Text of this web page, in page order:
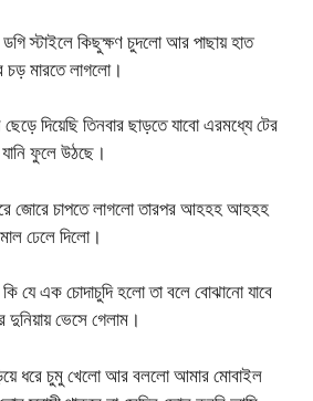
স্টাইলে কিছুক্ষণ চুদলো আর পাছায় হাত
চড় মারতে লাগলো।
দিয়েছি তিনবার ছাড়তে যাবো এরমধ্যে টের
ফুলে উঠছে।
জোরে চাপতে লাগলো তারপর আহহহ আহহহ
ঢেলে দিলো।
যে এক চোদাচুদি হলো তা বলে বোঝানো যাবে
ভেসে গেলাম।
ধরে চুমু খেলো আর বললো আমার মোবাইল